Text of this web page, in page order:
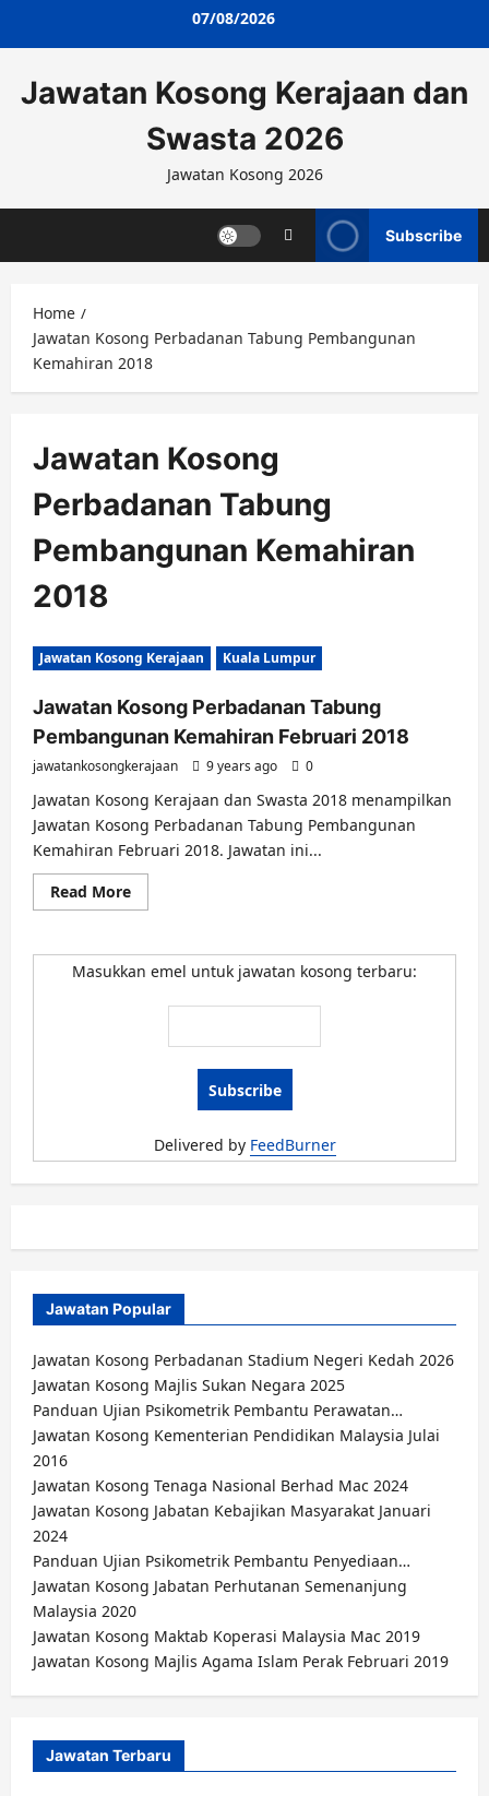
07/08/2026
Jawatan Kosong Kerajaan dan
Swasta 2026
Jawatan Kosong 2026
Subscribe
Home
Jawatan Kosong Perbadanan Tabung Pembangunan
Kemahiran 2018
Jawatan Kosong
Perbadanan Tabung
Pembangunan Kemahiran
2018
Jawatan Kosong Kerajaan Kuala Lumpur
Jawatan Kosong Perbadanan Tabung
Pembangunan Kemahiran Februari 2018
jawatankosongkerajaan 9 years ago 0
Jawatan Kosong Kerajaan dan Swasta 2018 menampilkan
Jawatan Kosong Perbadanan Tabung Pembangunan
Kemahiran Februari 2018. Jawatan ini...
Read MoreRead
more
Kosong
Perbadanan
Tabung
Kemahiran
Masukkan emel untuk jawatan kosong terbaru:
Delivered by FeedBurner
Jawatan Popular
Jawatan Kosong Perbadanan Stadium Negeri Kedah 2026
Jawatan Kosong Majlis Sukan Negara 2025
Panduan Ujian Psikometrik Pembantu Perawatan…
Jawatan Kosong Kementerian Pendidikan Malaysia Julai
2016
Jawatan Kosong Tenaga Nasional Berhad Mac 2024
Jawatan Kosong Jabatan Kebajikan Masyarakat Januari
2024
Panduan Ujian Psikometrik Pembantu Penyediaan…
Jawatan Kosong Jabatan Perhutanan Semenanjung
Malaysia 2020
Jawatan Kosong Maktab Koperasi Malaysia Mac 2019
Jawatan Kosong Majlis Agama Islam Perak Februari 2019
Jawatan Terbaru